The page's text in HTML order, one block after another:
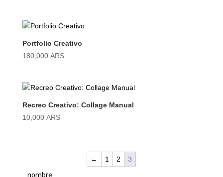
Portfolio Creativo
180,000 ARS
Recreo Creativo: Collage Manual
10,000 ARS
← 1 2 3